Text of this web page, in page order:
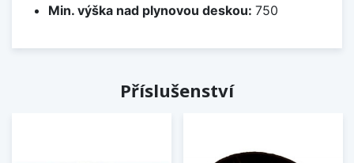
Min. výška nad plynovou deskou: 750
Příslušenství